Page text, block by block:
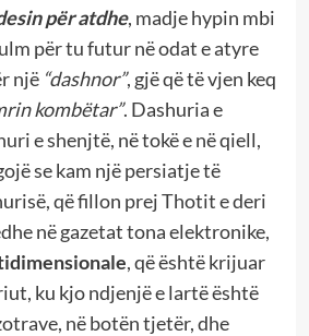
për atdhe, madje hypin mbi
për tu futur në odat e atyre
një “dashnor”, gjë që të vjen keq
kombëtar”. Dashuria e
e shenjtë, në tokë e në qiell,
se kam një persiatje të
që fillon prej Thotit e deri
në gazetat tona elektronike,
, që është krijuar
ku kjo ndjenjë e lartë është
në botën tjetër, dhe